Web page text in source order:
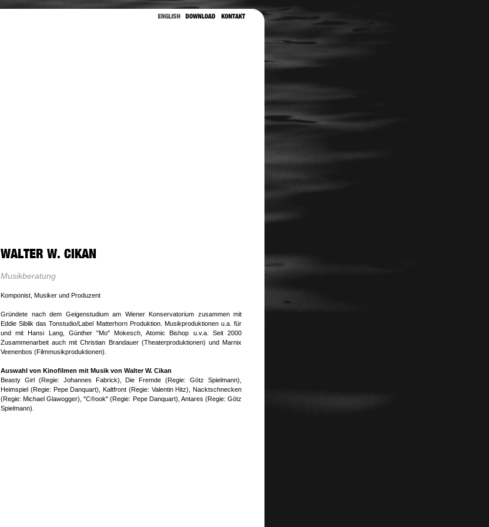
Musikberatung
Komponist, Musiker und Produzent
Gründete nach dem Geigenstudium am Wiener Konservatorium zusammen mit
Eddie Siblik das Tonstudio/Label Matterhorn Produktion. Musikproduktionen u.a. für
und mit Hansi Lang, Günther "Mo" Mokesch, Atomic Bishop u.v.a. Seit 2000
Zusammenarbeit auch mit Christian Brandauer (Theaterproduktionen) und Marnix
Veenenbos (Filmmusikproduktionen).
Auswahl von Kinofilmen mit Musik von Walter W. Cikan
Beasty Girl (Regie: Johannes Fabrick), Die Fremde (Regie: Götz Spielmann),
Heimspiel (Regie: Pepe Danquart), Kaltfront (Regie: Valentin Hitz), Nacktschnecken
(Regie: Michael Glawogger), "C®ook" (Regie: Pepe Danquart), Antares (Regie: Götz
Spielmann).